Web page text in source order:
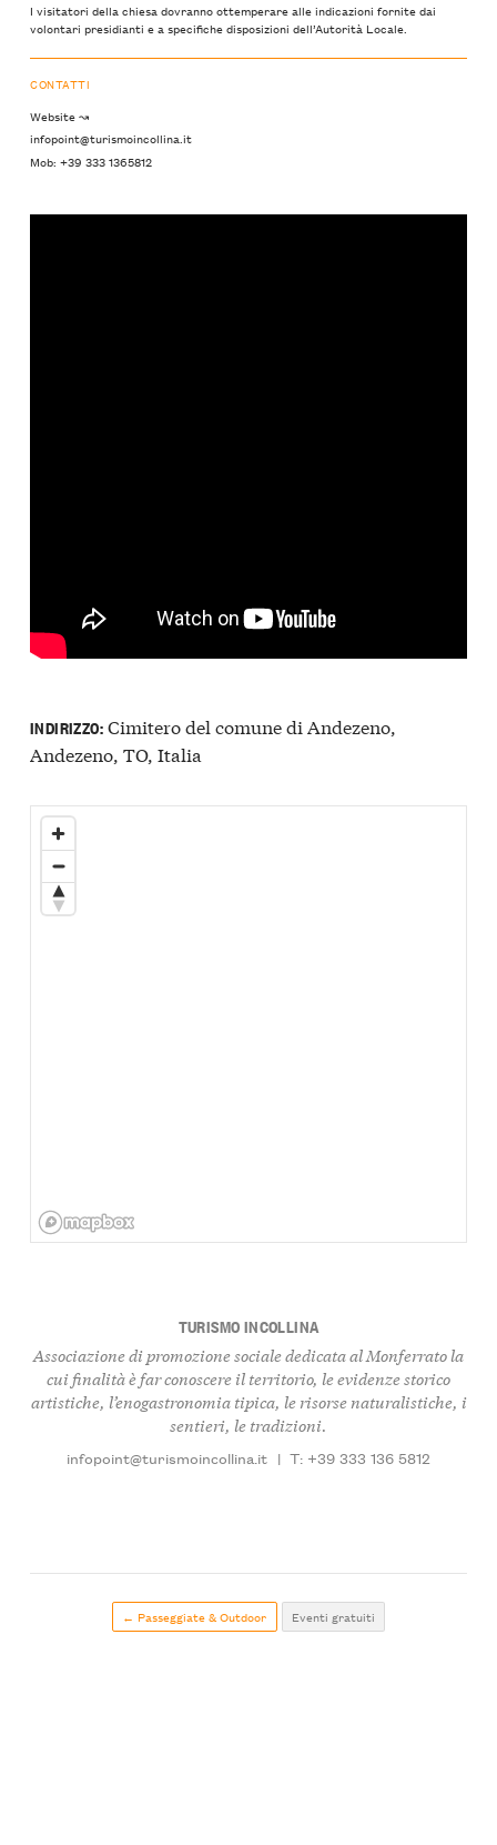
I visitatori della chiesa dovranno ottemperare alle indicazioni fornite dai
volontari presidianti e a specifiche disposizioni dell’Autorità Locale.
CONTATTI
Website ↝
infopoint@turismoincollina.it
Mob: +39 333 1365812
INDIRIZZO:Cimitero del comune di Andezeno,
Andezeno, TO, Italia
TURISMO INCOLLINA
Associazione di promozione sociale dedicata al Monferrato la
cui finalità è far conoscere il territorio, le evidenze storico
artistiche, l’enogastronomia tipica, le risorse naturalistiche, i
sentieri, le tradizioni.
infopoint@turismoincollina.it | T: +39 333 136 5812
← Passeggiate & Outdoor Eventi gratuiti